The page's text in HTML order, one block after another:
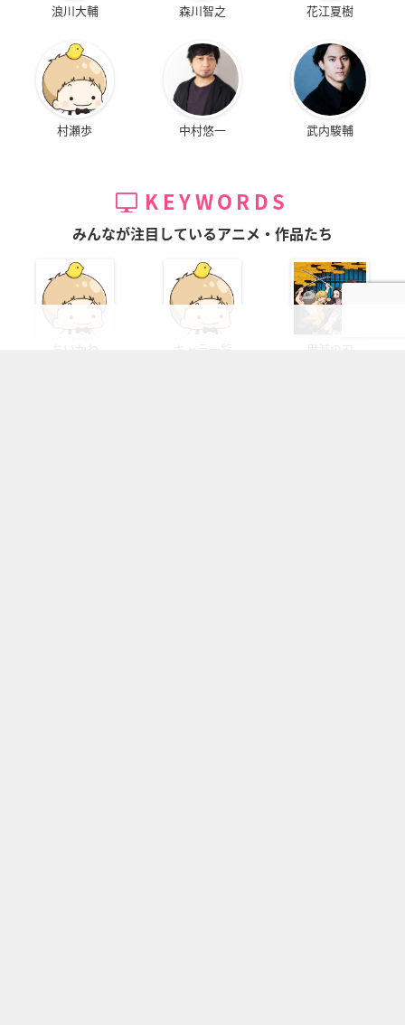
浪川大輔 森川智之 花江夏樹
村瀬歩 中村悠一 武内駿輔
KEYWORDS
みんなが注目しているアニメ・作品たち